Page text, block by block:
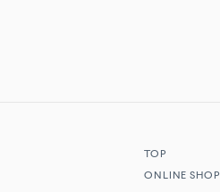
TOP
ONLINE SHOP